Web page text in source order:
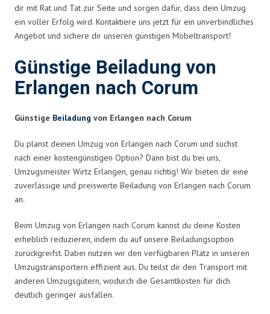
dir mit Rat und Tat zur Seite und sorgen dafür, dass dein Umzug
ein voller Erfolg wird. Kontaktiere uns jetzt für ein unverbindliches
Angebot und sichere dir unseren günstigen Möbeltransport!
Günstige Beiladung von
Erlangen nach Corum
Günstige Beiladung von Erlangen nach Corum
Du planst deinen Umzug von Erlangen nach Corum und suchst
nach einer kostengünstigen Option? Dann bist du bei uns,
Umzugsmeister Wirtz Erlangen, genau richtig! Wir bieten dir eine
zuverlässige und preiswerte Beiladung von Erlangen nach Corum
an.
Beim Umzug von Erlangen nach Corum kannst du deine Kosten
erheblich reduzieren, indem du auf unsere Beiladungsoption
zurückgreifst. Dabei nutzen wir den verfügbaren Platz in unseren
Umzugstransportern effizient aus. Du teilst dir den Transport mit
anderen Umzugsgütern, wodurch die Gesamtkosten für dich
deutlich geringer ausfallen.